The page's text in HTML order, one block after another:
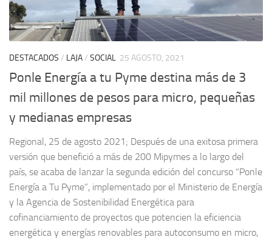
DESTACADOS / LAJA/ SOCIAL 25 AGOSTO, 2021
Ponle Energía a tu Pyme destina más de 3
mil millones de pesos para micro, pequeñas
y medianas empresas
Regional, 25 de agosto 2021; Después de una exitosa primera
versión que benefició a más de 200 Mipymes a lo largo del
país, se acaba de lanzar la segunda edición del concurso “Ponle
Energía a Tu Pyme”, implementado por el Ministerio de Energía
y la Agencia de Sostenibilidad Energética para
cofinanciamiento de proyectos que potencien la eficiencia
energética y energías renovables para autoconsumo en micro,